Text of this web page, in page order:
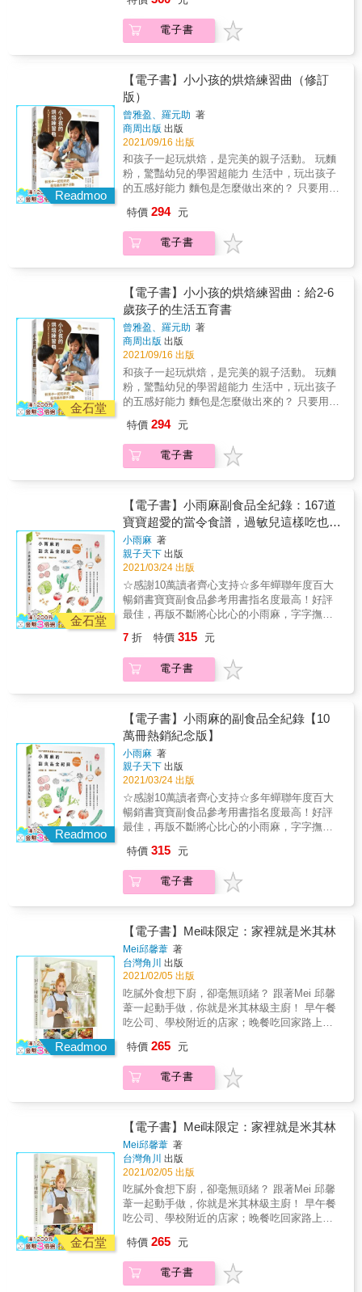
需求、給予量、一週菜單等，讓爸媽能夠快速
理解對照，幫寶寶準備最適合的食物。 特色3˙
主食配菜點心全收錄！一本滿足離乳期所有需
求的全功能食譜。 全書包含捏不爛飯糰、菠菜
青醬麵等主食，菇菇牛肉丸、鯛魚高麗菜蛋等
配菜，以及很適合當小點心的蘋果迷你甜甜
圈、蛋黃豆豆，無論早午晚餐或帶出門，輕鬆
組合，就是營養又豐盛的寶寶餐！ 特色4˙可以
冷凍常備，也可以全家一起吃，最適合忙碌爸
媽的副食品。 手指食物的自由度很高，只要掌
握軟硬度、形狀與調味，不僅可以善用市售品
輔助，也能用同樣食材一次完成大人、小孩都
適合的料理！除此之外，也有很多可以利用假
日先做好的冷凍半成品，加熱就可以上桌，省
時省力又省錢。 特色5˙吃飯就是最美好的親子
時光，和孩子一起邊吃邊玩、健康成長。 不必
的動作學習如何用餐。建立愉悅的餐桌氣氛，
並透過親子互動，帶寶寶認識食物，寶寶更能
享受吃飯的樂趣。 專業推薦 Bonita陳譯庭／嬰
幼兒副食品專業顧問── 「跳脫傳統副食品思
維，寶寶準備好就提供手指食物，不僅培養孩
子的獨立性，也讓全家的用餐時光更輕鬆愉
快。72道精選食譜，準備手指食物再也不是難
事！」 &
食品粥品、點心及湯品， 書裡分享的都是非常
簡單且大受小孩歡迎的食譜內容， 營養均衡又
能讓新手媽媽不手忙腳亂，保證你的育兒之路
想問的超實用QA 不同月齡的寶寶，副食品準備
有什麼要注意的嗎？ 如何知道寶寶吃得營養、
吃得飽呢？ 哪些食物要留意嬰幼兒不宜食用？
容易引起過敏的食物是否越晚吃越好？ 副食品
需要額外再添加油嗎？ ★多樣化又方便簡單的
粥品、湯品及點心 製作方式簡單又能兼顧營
養，多樣化菜單讓寶寶吃不膩 詳細介紹各道副
食品烹調注意事項和營養素，讓媽媽最放心 運
量，媽媽們最輕鬆 ★製作副食品，除了營養之
外還有什麼要注意呢？ 衛生安全的工具和食材
處理方式，都要特別留意 副食品的保存、溫度
及烹調方式，都與寶寶的健康息息相關 營造輕
鬆愉快的用餐氛圍，培養寶寶良好的飲食習慣
專家真誠推薦 陳欣湄／中山醫院家庭醫學科主
治醫師 李婉萍／榮新診所營養師
本！ ★全書結合0-3歲超完整副食品食譜、門診
常見急症與疾病，讓爸媽安心育兒不焦急！ &
養出健康有活力的寶寶，是家有嬰幼兒的父母
寶寶「吃出免疫力」，更要讓他們「生病時要
痊癒」，成為爸媽們最堅強的育嬰後盾！ & ▎
如果你-------正在為第一次準備副食品而感到慌
張， 本書有實務門診經驗豐富的營養師林圓
真，依照寶寶口腔發展進程設計【副食品4階段
期〉、〈輕咀慢嚼期〉、〈大口咬嚼期〉 不僅
給寶寶最需要的營養素，搭配最實用的100道食
譜，做出寶寶最喜歡的副食品，& 更要全方位
的讓爸媽了解營養哪裡來，手把手帶你養出不
正在為寶寶發燒、起疹子、嘔吐而擔心不已，
本書有最專業的兒科醫療團隊，針對31種常見
疾病緊急處理預防對策，& 感染科主治醫師吳
常見感染】有最全面解析！ 小兒科主治醫師張
日錦告訴你，【發燒、嘔吐、長疹子、便秘等
異常狀況】該如何居家照護！ 減敏專家楊樹文
醫師告訴你，【過敏、異位性皮膚炎、尿布疹
等異常狀況】該如何對應！ 腸胃專家林劭儒醫
師告訴你，【腸胃炎、腸套疊、胃食道逆流等
狀況】該如何緩解！ 面對各種疾病，本書詳細
說明好發年紀、症狀、原因，& 最重要的是，
法。 & 此外，針對0-3歲寶寶最常見的意外事
故， 包括：誤食不明物體、被食物噎到、喝奶
嗆到、被蚊蟲叮咬， 或是跌落、燙傷、夾傷、
割傷等等突發狀況，都有最完整的緊急處理方
式及預防對策， 本書用最淺顯易懂的解說方
式， 全面解答在育兒這條路上所有的迷思與難
題， 從現在開始，爸媽們再也不必傷腦筋，在
家就能輕鬆養出活力滿分的健康寶寶！ & 本書
特色 & 1. 零到三歲寶寶這樣養！掌握「吃什麼
最好」與「怎樣不生病」兩大關鍵，新手爸媽
也能不慌亂！ 2. 專家告訴你該怎麼辦！資深兒
科醫師、營養師從臨床經驗出發，幫你一次解
決傷腦筋的育兒困擾！ 3. 最實用分齡育兒指
南！依照寶寶生長階段傳授飲食須知與疾病對
策，提供最全面的寶寶照護資訊！
電子書
Readmoo
【電子書】小小孩的烘焙練習曲（修訂
版）
曾雅盈、羅元助 著
商周出版 出版
2021/09/16 出版
和孩子一起玩烘焙，是完美的親子活動。 玩麵
粉，驚豔幼兒的學習超能力 生活中，玩出孩子
的五感好能力 麵包是怎麼做出來的？ 只要用麵
麼香呢？ 為什麼麵團那麼小，麵包會變那麼大
一個？ 為什麼一樣是麵粉做的，餅乾是脆的，
麵包卻QQ軟軟的？ 如果家裡的小小孩吃著麵
乾、蛋糕等），漂亮媽咪與小助老師會教你和
孩子怎麼運用手跟眼睛做麵粉實驗，摸摸看，
比較顏色，高筋、中筋、低筋麵粉立刻現形！
在這個和樂溫馨、充滿歡笑的廚房，有麵包和
糕點的香味、有酵母呼吸的聲音，有童稚的你
問我答，好玩的攪拌、分割、整形、包餡遊
戲，一起來把廚房變成最棒的親子遊樂園！ 暖
❤推薦（按姓氏筆畫序） 周慧婷、邱淑惠、凃
翠珊（北歐四季）、薛荷玉、蘇偉馨 【內容特
色】 透過實境互動引導家中有2-6歲小小孩的家
的味道，讓飲食及生活教育自然在家庭中萌
芽、扎根、茁壯 ＊& & 規劃發現美好的味道、
尋找散落的酵母、野地烘焙趣三部曲，設計12
子食譜，並提供QR Code以觀看示範影片） ＊
& &專業幼兒園教師參與撰寫，從實境教作及小
孩的自然交談中，提出幼兒發展論述，在敘事
中帶入教養觀念，協助爸媽處理小小孩在烘焙
現場各種可能的狀況，是最貼心實用的專家保
育Memo。 ＊& &結合精采豐富的圖片、趣味生
動的故事、容易操作的實驗及精心拍攝的示範
影片，不僅有助於循序引導孩子的學習，連大
容充分發揮「做中學」的教育理念。
特價 294 元
電子書
金石堂
【電子書】小小孩的烘焙練習曲：給2-6
歲孩子的生活五育書
曾雅盈、羅元助 著
商周出版 出版
2021/09/16 出版
和孩子一起玩烘焙，是完美的親子活動。 玩麵
粉，驚豔幼兒的學習超能力 生活中，玩出孩子
的五感好能力 麵包是怎麼做出來的？ 只要用麵
麼香呢？ 為什麼麵團那麼小，麵包會變那麼大
一個？ 為什麼一樣是麵粉做的，餅乾是脆的，
麵包卻QQ軟軟的？ 如果家裡的小小孩吃著麵
乾、蛋糕等），漂亮媽咪與小助老師會教你和
孩子怎麼運用手跟眼睛做麵粉實驗，摸摸看，
比較顏色，高筋、中筋、低筋麵粉立刻現形！
在這個和樂溫馨、充滿歡笑的廚房，有麵包和
糕點的香味、有酵母呼吸的聲音，有童稚的你
問我答，好玩的攪拌、分割、整形、包餡遊
戲，一起來把廚房變成最棒的親子遊樂園！ 暖
❤推薦（按姓氏筆畫序） 周慧婷、邱淑惠、凃
翠珊（北歐四季）、薛荷玉、蘇偉馨 【內容特
色】 透過實境互動引導家中有2-6歲小小孩的家
的味道，讓飲食及生活教育自然在家庭中萌
芽、扎根、茁壯 ＊& & 規劃發現美好的味道、
尋找散落的酵母、野地烘焙趣三部曲，設計12
子食譜，並提供QR Code以觀看示範影片） ＊
& &專業幼兒園教師參與撰寫，從實境教作及小
孩的自然交談中，提出幼兒發展論述，在敘事
中帶入教養觀念，協助爸媽處理小小孩在烘焙
現場各種可能的狀況，是最貼心實用的專家保
育Memo。 ＊& &結合精采豐富的圖片、趣味生
動的故事、容易操作的實驗及精心拍攝的示範
影片，不僅有助於循序引導孩子的學習，連大
容充分發揮「做中學」的教育理念。
特價 294 元
電子書
金石堂
【電子書】小雨麻副食品全紀錄：167道
寶寶超愛的當令食譜，過敏兒這樣吃也沒
問題！
小雨麻 著
親子天下 出版
2021/03/24 出版
☆感謝10萬讀者齊心支持☆多年蟬聯年度百大
暢銷書寶寶副食品參考用書指名度最高！好評
最佳，再版不斷將心比心的小雨麻，字字撫慰
操作手冊，至今仍受用良多！讓爸媽們可以從
基礎開始學習寶寶的飲食觀念與作息，書中易
懂的廚房器具解說，配合當令食材圖表，讓零
本寶典仍是市面上看過最完整實用的副食品參
考書，真心推薦給迷航中的新手父母們。---------
-- Jason Hung 單身奶爸部落客★針對廣大讀者
疑問，真心回應20個關鍵Q&A★超專業「蔬果
四季時令×過敏等級×寶寶月齡」一覽無遺食譜
表★更進化之「快速備餐」，用馬克杯製作的
省時省料新方法★添加物STOP！在家也能簡單
製作的天然調味料★特別更新整理ＷＨＯ、日
本與台灣針對「寶寶副食品攝取量」的建議表
★超強索引！全書食材食譜想到什麼就可以找
做出健康營養的副食品，掌握建立食欲的黃金
關鍵期，奠定寶寶與食物的美好關係。 關鍵又
短暫的黃金副食品階段！副食品階段是寶寶首
的黃金階段，寶寶自然邁向茁壯之路。 建立味
覺的第一步，就此打開食物五感！寶寶的第一
口食物，從泥狀物、糊狀物到全食物，跟著小
雨麻就對了！開心動手做，打開寶寶對食物的
視覺、嗅覺、味覺、觸覺和開心感五感。 邀請
中醫李思儀為四季副食品提供中醫觀點與建議
☑ 依時令、依階段，提供167道寶寶超愛吃的
☑ 省時省力好用工具大公開☑ 手指食物、冰磚
製作全攻略☑ 高鐵、高鈣、高維生素C食物在
哪裡？☑ 特別加碼收錄寶寶的一日三餐料理示
始：造型三明治＋玉米濃湯＋繽紛水果杯Part 2
能量午餐吃飽也吃好：番茄燉飯＋南瓜濃湯＋
非油炸可樂餅＋葡萄鳳梨汁Part 3 簡單營養的
輕巧晚餐：白木耳小米粥＋空心菜肉餅
7 折 特價 315 元
電子書
Readmoo
【電子書】小雨麻的副食品全紀錄【10
萬冊熱銷紀念版】
小雨麻 著
親子天下 出版
2021/03/24 出版
☆感謝10萬讀者齊心支持☆多年蟬聯年度百大
暢銷書寶寶副食品參考用書指名度最高！好評
最佳，再版不斷將心比心的小雨麻，字字撫慰
操作手冊，至今仍受用良多！讓爸媽們可以從
基礎開始學習寶寶的飲食觀念與作息，書中易
懂的廚房器具解說，配合當令食材圖表，讓零
本寶典仍是市面上看過最完整實用的副食品參
考書，真心推薦給迷航中的新手父母們。---------
-- Jason Hung 單身奶爸部落客★針對廣大讀者
疑問，真心回應20個關鍵Q&A★超專業「蔬果
四季時令×過敏等級×寶寶月齡」一覽無遺食譜
表★更進化之「快速備餐」，用馬克杯製作的
省時省料新方法★添加物STOP！在家也能簡單
製作的天然調味料★特別更新整理ＷＨＯ、日
本與台灣針對「寶寶副食品攝取量」的建議表
到什麼 跟著小雨麻，依著當令食材，輕鬆用心
做出健康營養的副食品，掌握建立食欲的黃金
關鍵期，奠定寶寶與食物的美好關係。 關鍵又
次接觸各種食材的關鍵時刻，掌握好這段短暫
的黃金階段，寶寶自然邁向茁壯之路。 建立味
覺的第一步，就此打開食物五感！寶寶的第一
口食物，從泥狀物、糊狀物到全食物，跟著小
雨麻就對了！開心動手做，打開寶寶對食物的
視覺、嗅覺、味覺、觸覺和開心感五感。 邀請
中醫李思儀為四季副食品提供中醫觀點與建議
四季食譜☑ 無毒食材怎麼選？過敏兒怎麼吃？
☑ 省時省力好用工具大公開☑ 手指食物、冰磚
製作全攻略☑ 高鐵、高鈣、高維生素C食物在
特價 315 元
電子書
Readmoo
【電子書】Mei味限定：家裡就是米其林
Mei邱馨葦 著
台灣角川 出版
2021/02/05 出版
吃膩外食想下廚，卻毫無頭緒？ 跟著Mei 邱馨
葦一起動手做，你就是米其林級主廚！ 早午餐
吃公司、學校附近的店家；晚餐吃回家路上的
的飲食生活？人生苦短，飲食不能將就！ 料理
非難事，無腦照著Mei式食譜做，所有食材都能
搖身成為五星級料理！ ◎料理直播小天后
粉、沾蛋汁裹麵粉來炸東西嗎？洋芋片是最棒
的麵衣！ 用洋芋片碎片來取代麵粉，就能在打
造出驚人的酥脆口感。 ◎中午便當菜色總是一
成不變？讓Mei式家常便當豐富你的午餐。 從
充滿台味的「沙茶牛肉」到東南亞風情的「椒
麻雞」，多種風味任你挑選！ 還有十大萬用便
當配菜，輕鬆妝點便當替美味增添色彩。 ◎即
使是一個人也要吃得好、吃得飽！用一品輕食
滿足味蕾、填飽肚子。 想發懶的週末不想出
那就吃「台式菜飯」、「蒜味鯷魚義大利麵」
等不需配菜的一品輕食吧！ 本書特色 ‧收錄
特價 265 元
電子書
金石堂
【電子書】Mei味限定：家裡就是米其林
Mei邱馨葦 著
台灣角川 出版
2021/02/05 出版
吃膩外食想下廚，卻毫無頭緒？ 跟著Mei 邱馨
葦一起動手做，你就是米其林級主廚！ 早午餐
吃公司、學校附近的店家；晚餐吃回家路上的
的飲食生活？人生苦短，飲食不能將就！ 料理
非難事，無腦照著Mei式食譜做，所有食材都能
搖身成為五星級料理！ ◎料理直播小天后
特價 265 元
電子書